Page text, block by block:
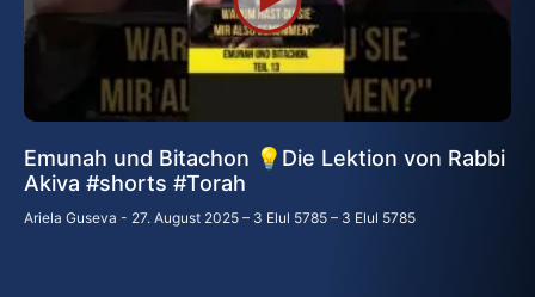
Emunah und Bitachon 💡Die Lektion von Rabbi
Akiva #shorts #Torah
Ariela Guseva 27. August 2025 – 3 Elul 5785 – 3 Elul 5785